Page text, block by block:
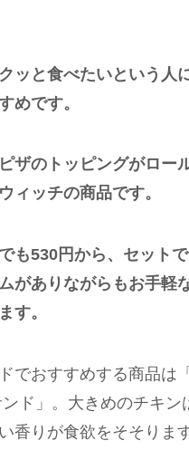
ッと食べたいという人
めです。
ザのトッピングがロー
ィッチの商品です。
も530円から、セット
がありながらもお手軽
す。
でおすすめする商品は
ド」。大きめのチキン
香りが食欲をそそりま